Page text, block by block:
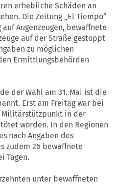
erhebliche Schäden an
Die Zeitung „El Tiempo“
Augenzeugen, bewaffnete
auf der Straße gestoppt
zu möglichen
Ermittlungsbehörden
der Wahl am 31. Mai ist die
Erst am Freitag war bei
Militärstützpunkt in der
worden. In den Regionen
nach Angaben des
zudem 26 bewaffnete
Tagen.
unter bewaffneten